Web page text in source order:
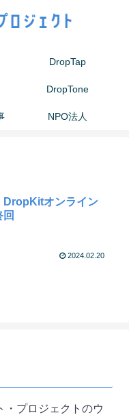
DropTap
DropTone
NPO法人
DropKitオンライン
2024.02.20
・プロジェクトのウ